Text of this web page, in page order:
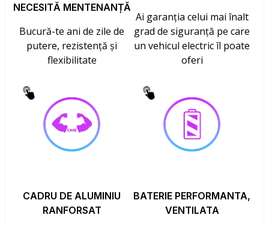
NECESITĂ MENTENANȚĂ
Bucură-te ani de zile de
putere, rezistență și
flexibilitate
Ai garanția celui mai înalt
grad de siguranță pe care
un vehicul electric îl poate
oferi
CADRU DE ALUMINIU
RANFORSAT
BATERIE PERFORMANTA,
VENTILATA